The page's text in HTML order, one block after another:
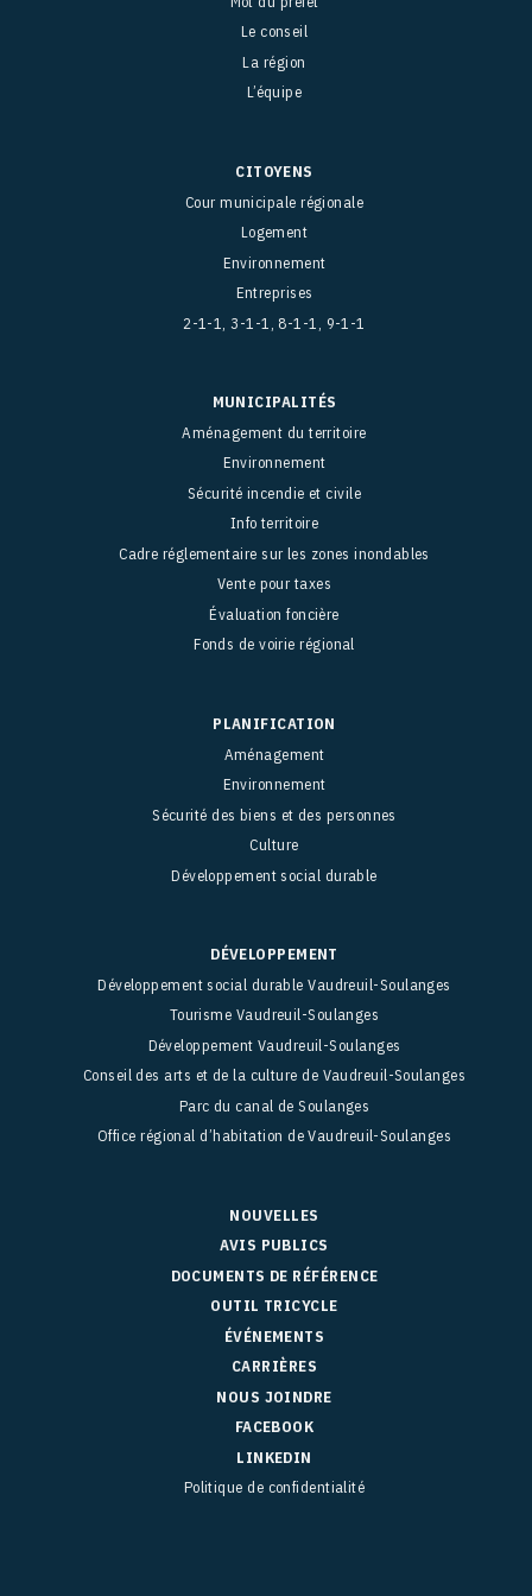
Le conseil
La région
L’équipe
CITOYENS
Cour municipale régionale
Logement
Environnement
Entreprises
2-1-1, 3-1-1, 8-1-1, 9-1-1
MUNICIPALITÉS
Aménagement du territoire
Environnement
Sécurité incendie et civile
Info territoire
Cadre réglementaire sur les zones inondables
Vente pour taxes
Évaluation foncière
Fonds de voirie régional
PLANIFICATION
Aménagement
Environnement
Sécurité des biens et des personnes
Culture
Développement social durable
DÉVELOPPEMENT
Développement social durable Vaudreuil-Soulanges
Tourisme Vaudreuil-Soulanges
Développement Vaudreuil-Soulanges
Conseil des arts et de la culture de Vaudreuil-Soulanges
Parc du canal de Soulanges
Office régional d’habitation de Vaudreuil-Soulanges
NOUVELLES
AVIS PUBLICS
DOCUMENTS DE RÉFÉRENCE
OUTIL TRICYCLE
ÉVÉNEMENTS
CARRIÈRES
NOUS JOINDRE
FACEBOOK
LINKEDIN
Politique de confidentialité